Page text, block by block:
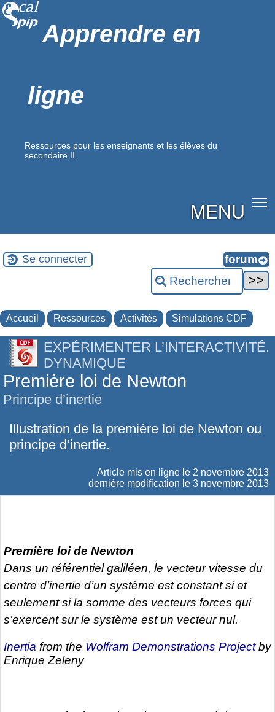
Apprendre en
ligne
Ressources pour les enseignants et les élèves du
secondaire II.
MENU
Se connecter
Accueil Ressources Activités Simulations CDF
EXPÉRIMENTER L’INTERACTIVITÉ.
DYNAMIQUE
Première loi de Newton
Principe d’inertie
Illustration de la première loi de Newton ou
principe d’inertie.
Article mis en ligne le 2 novembre 2013
dernière modification le 3 novembre 2013
Première loi de Newton
Dans un référentiel galiléen, le vecteur vitesse du
centre d’inertie d’un système est constant si et
seulement si la somme des vecteurs forces qui
s’exercent sur le système est un vecteur nul.
Inertia from the Wolfram Demonstrations Projectby
Enrique Zeleny